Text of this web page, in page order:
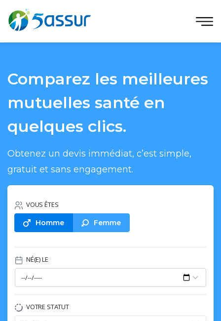
Comparez les meilleures
mutuelles santé en
quelques clics.
Obtenez un devis immédiat, c’est simple,
gratuit et sans engagement.
VOUS ÊTES
Homme Femme
NÉ(E) LE
VOTRE STATUT